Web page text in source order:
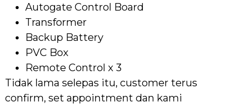
Autogate Control Board
Transformer
Backup Battery
PVC Box
Remote Control x 3
Tidak lama selepas itu, customer terus
confirm, set appointment dan kami